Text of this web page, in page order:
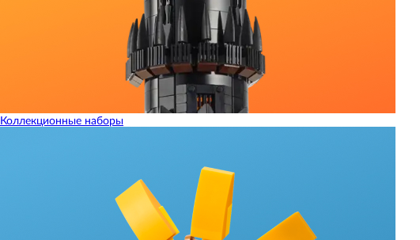
Коллекционные наборы